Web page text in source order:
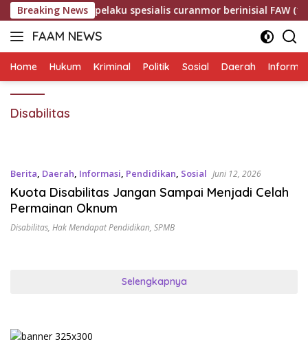
Langsung
ke
konten
Breaking Newsdua pelaku spesialis curanmor berinisial FAW (16)
FAAM NEWS
Mengungkap
Mengawal
Home Hukum Kriminal Politik Sosial Daerah
Disabilitas
Berita, Daerah, Informasi, Pendidikan, Sosial Juni 12, 2026
Kuota Disabilitas Jangan Sampai Menjadi Celah
Permainan Oknum
Disabilitas, Hak Mendapat Pendidikan, SPMB
Selengkapnya